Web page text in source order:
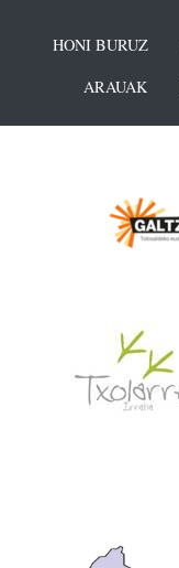
HONI BURUZ
ARAUAK